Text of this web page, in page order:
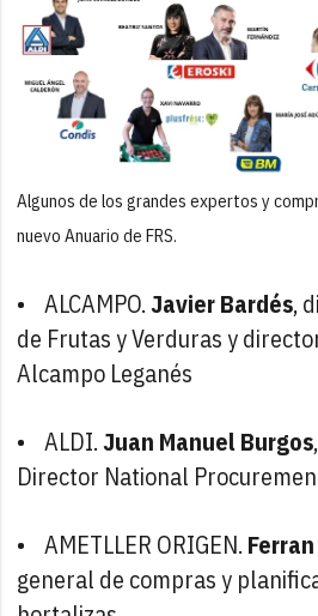
Algunos de los grandes expertos y
nuevo Anuario de FRS.
• ALCAMPO.Javier Bardés,
de Frutas y Verduras y
Alcampo Leganés
• ALDI.Juan Manuel Burgos
Director National
• AMETLLER ORIGEN.
general de compras y